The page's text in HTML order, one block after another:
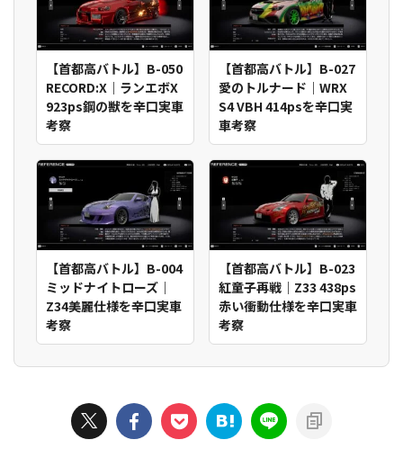
【首都高バトル】B-050
RECORD:X｜ランエボX
923ps鋼の獣を辛口実車
考察
【首都高バトル】B-027
愛のトルナード｜WRX
S4 VBH 414psを辛口実
車考察
【首都高バトル】B-004
ミッドナイトローズ｜
Z34美麗仕様を辛口実車
考察
【首都高バトル】B-023
紅童子再戦｜Z33 438ps
赤い衝動仕様を辛口実車
考察